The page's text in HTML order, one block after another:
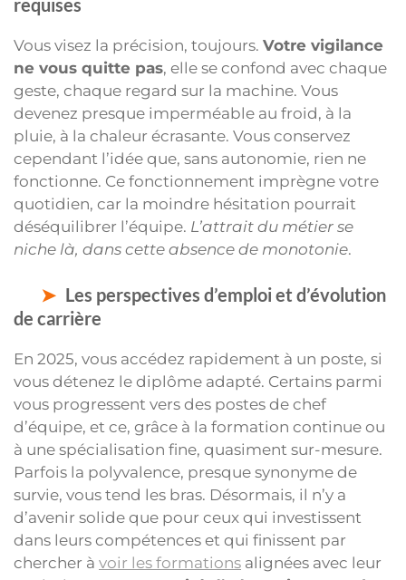
requises
Vous visez la précision, toujours. Votre vigilance
ne vous quitte pas, elle se confond avec chaque
geste, chaque regard sur la machine. Vous
devenez presque imperméable au froid, à la
pluie, à la chaleur écrasante. Vous conservez
cependant l’idée que, sans autonomie, rien ne
fonctionne. Ce fonctionnement imprègne votre
quotidien, car la moindre hésitation pourrait
déséquilibrer l’équipe. L’attrait du métier se
niche là, dans cette absence de monotonie.
Les perspectives d’emploi et d’évolution
de carrière
En 2025, vous accédez rapidement à un poste, si
vous détenez le diplôme adapté. Certains parmi
vous progressent vers des postes de chef
d’équipe, et ce, grâce à la formation continue ou
à une spécialisation fine, quasiment sur-mesure.
Parfois la polyvalence, presque synonyme de
survie, vous tend les bras. Désormais, il n’y a
d’avenir solide que pour ceux qui investissent
dans leurs compétences et qui finissent par
chercher à voir les formations alignées avec leur